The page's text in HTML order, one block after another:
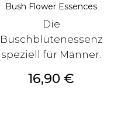
Bush Flower Essences
Die
Buschblütenessenz
speziell für Männer.
Preis
16,90 €